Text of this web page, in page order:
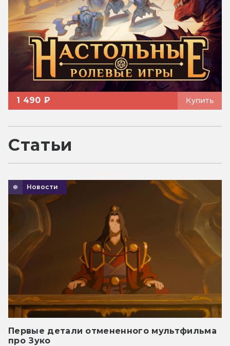
1 490 ₽ Купить
Статьи
Новости
Первые детали отмененного мультфильма
про Зуко